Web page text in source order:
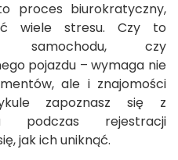
proces biurokratyczny,
wiele stresu. Czy to
samochodu, czy
pojazdu – wymaga nie
ale i znajomości
zapoznasz się z
podczas rejestracji
jak ich uniknąć.